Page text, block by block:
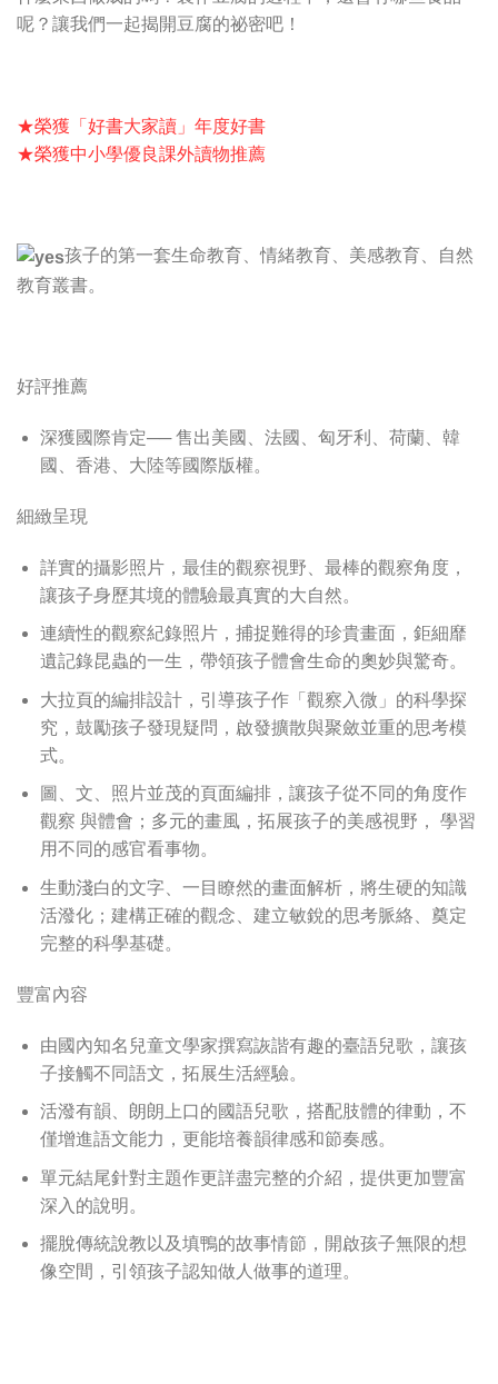
呢？讓我們一起揭開豆腐的祕密吧！
★榮獲「好書大家讀」年度好書
★榮獲中小學優良課外讀物推薦
孩子的第一套生命教育、情緒教育、美感教育、自然
教育叢書。
好評推薦
深獲國際肯定── 售出美國、法國、匈牙利、荷蘭、韓
國、香港、大陸等國際版權。
細緻呈現
詳實的攝影照片，最佳的觀察視野、最棒的觀察角度，
讓孩子身歷其境的體驗最真實的大自然。
連續性的觀察紀錄照片，捕捉難得的珍貴畫面，鉅細靡
遺記錄昆蟲的一生，帶領孩子體會生命的奧妙與驚奇。
大拉頁的編排設計，引導孩子作「觀察入微」的科學探
究，鼓勵孩子發現疑問，啟發擴散與聚斂並重的思考模
式。
圖、文、照片並茂的頁面編排，讓孩子從不同的角度作
觀察 與體會；多元的畫風，拓展孩子的美感視野， 學習
用不同的感官看事物。
生動淺白的文字、一目瞭然的畫面解析，將生硬的知識
活潑化；建構正確的觀念、建立敏銳的思考脈絡、奠定
完整的科學基礎。
豐富內容
由國內知名兒童文學家撰寫詼諧有趣的臺語兒歌，讓孩
子接觸不同語文，拓展生活經驗。
活潑有韻、朗朗上口的國語兒歌，搭配肢體的律動，不
僅增進語文能力，更能培養韻律感和節奏感。
單元結尾針對主題作更詳盡完整的介紹，提供更加豐富
深入的說明。
擺脫傳統說教以及填鴨的故事情節，開啟孩子無限的想
像空間，引領孩子認知做人做事的道理。